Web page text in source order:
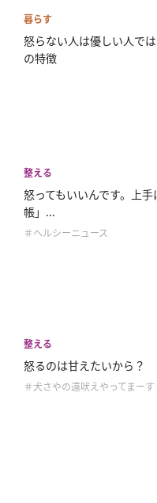
暮らす
怒らない人は優しい人で
の特徴
整える
怒ってもいいんです。上
帳」...
＃ヘルシーニュース
整える
怒るのは甘えたいから？
＃犬さやの遠吠えやってまーす